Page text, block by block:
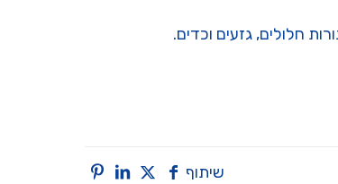
חלולים, גזעים וכדים.
שיתוף